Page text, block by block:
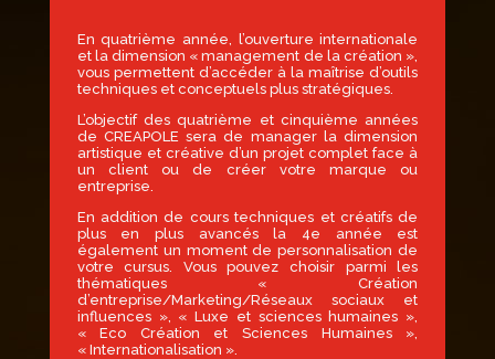
En quatrième année, l’ouverture internationale
et la dimension « management de la création »,
vous permettent d’accéder à la maîtrise d’outils
techniques et conceptuels plus stratégiques.
L’objectif des quatrième et cinquième années
de CREAPOLE sera de manager la dimension
artistique et créative d’un projet complet face à
un client ou de créer votre marque ou
entreprise.
En addition de cours techniques et créatifs de
plus en plus avancés la 4e année est
également un moment de personnalisation de
votre cursus. Vous pouvez choisir parmi les
thématiques « Création
d’entreprise/Marketing/Réseaux sociaux et
influences », « Luxe et sciences humaines »,
« Eco Création et Sciences Humaines »,
« Internationalisation ».